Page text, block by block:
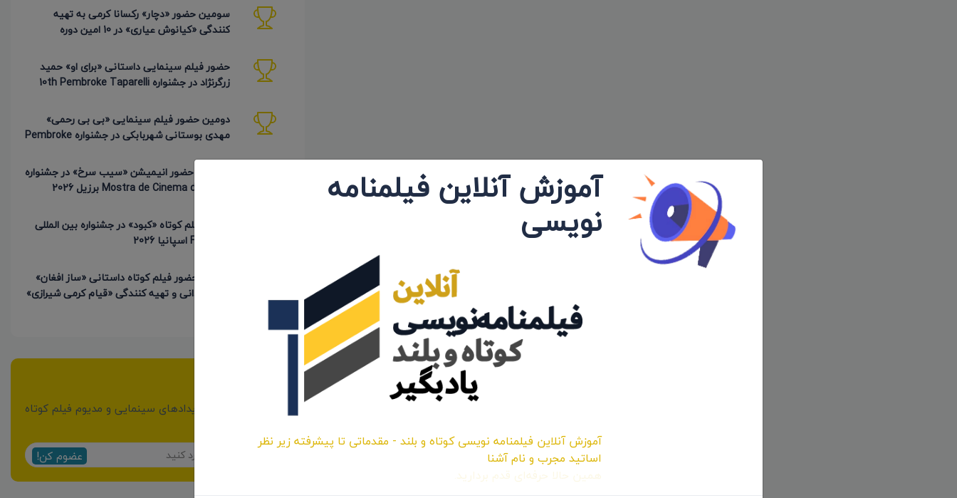
سومین حضور «دچار» رکسانا کرمی به تهیه
کنندگی «کیانوش عیاری» در 10 امین دوره
حضور فیلم سینمایی داستانی «برای او» حمید
زرگرنژاد در جشنواره 10th Pembroke Taparelli
دومین حضور فیلم سینمایی «بی بی رحمی»
مهدی بوستانی شهربابکی در جشنواره Pembroke
20 امین حضور انیمیشن «سیب سرخ» در جشنواره
Mostra de Cinema de Fama برزیل 2026
حضور فیلم کوتاه «کبود» در جشنواره بین المللی
FICNOVA اسپانیا 2026
4 امین حضور فیلم کوتاه داستانی «ساز افغان»
به کارگردانی و تهیه کنندگی «قیام کرمی شیرازی»
از مهمترین اخبار و رویدادهای سینمایی و مدیوم فیلم کوتاه
عضوم کن!
آموزش آنلاین فیلمنامه
نویسی
آموزش آنلاین فیلمنامه نویسی کوتاه و بلند - مقدماتی تا پیشرفته زیر نظر
اساتید مجرب و نام آشنا
همین حالا حرفه‌ای قدم بردارید.